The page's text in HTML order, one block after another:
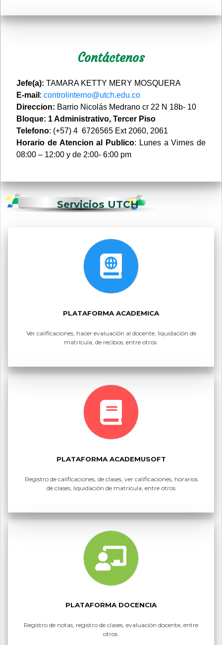
Contáctenos
Jefe(a): TAMARA KETTY MERY MOSQUERA
E-mail : controlinterno@utch.edu.co
Direccion: Barrio Nicolás Medrano cr 22 N 18b- 10
Bloque: 1 Administrativo, Tercer Piso
Telefono: (+57) 4 6726565 Ext 2060, 2061
Horario de Atencion al Publico: Lunes a Virnes de
08:00 – 12:00 y de 2:00- 6:00 pm
Servicios UTCH
PLATAFORMA ACADEMICA
Ver calificaciones, hacer evaluación al docente, liquidación de
matrícula, de recibos, entre otros.
PLATAFORMA ACADEMUSOFT
Registro de calificaciones, de clases, ver calificaciones, horarios
de clases, liquidación de matrícula, entre otros
PLATAFORMA DOCENCIA
Registro de notas, registro de clases, evaluación docente, entre
otros.